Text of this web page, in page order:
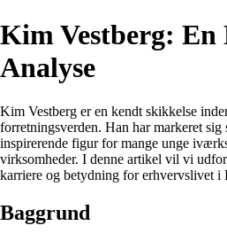
Kim Vestberg: En
Analyse
Kim Vestberg er en kendt skikkelse
forretningsverden. Han har markeret
inspirerende figur for mange unge
virksomheder. I denne artikel vil vi
karriere og betydning for erhvervslivet i
Baggrund